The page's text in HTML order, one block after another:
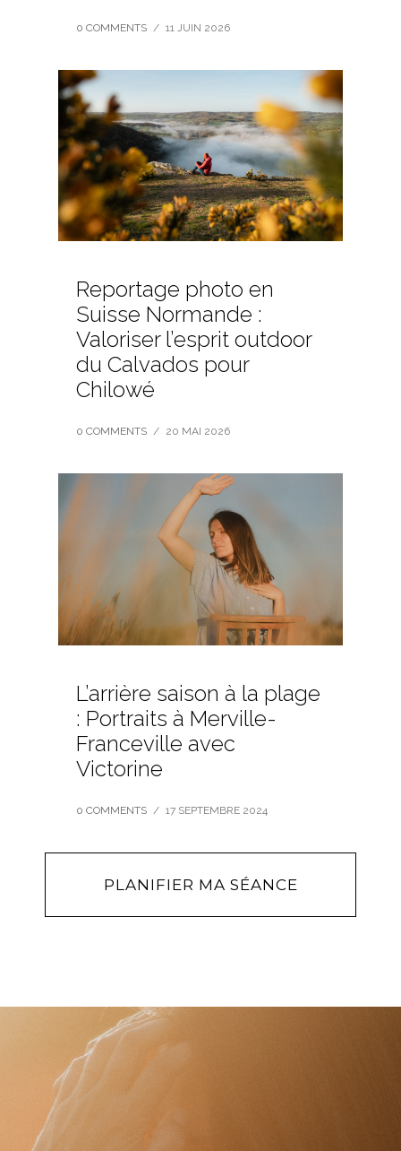
0 COMMENTS / 11 JUIN 2026
Reportage photo en
Suisse Normande :
Valoriser l’esprit outdoor
du Calvados pour
Chilowé
0 COMMENTS / 20 MAI 2026
L’arrière saison à la plage
: Portraits à Merville-
Franceville avec
Victorine
0 COMMENTS / 17 SEPTEMBRE 2024
PLANIFIER MA SÉANCE